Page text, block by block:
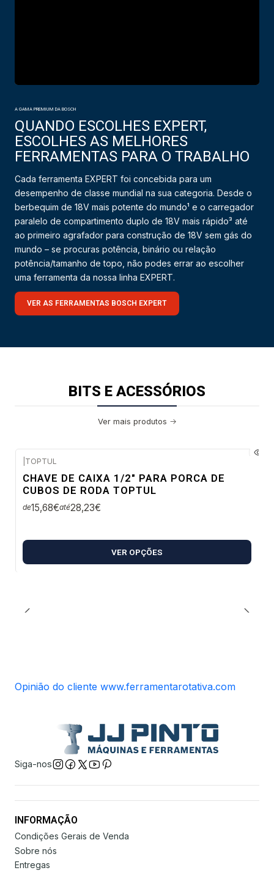
A GAMA PREMIUM DA BOSCH
QUANDO ESCOLHES EXPERT,
ESCOLHES AS MELHORES
FERRAMENTAS PARA O TRABALHO
Cada ferramenta EXPERT foi concebida para um
desempenho de classe mundial na sua categoria. Desde o
berbequim de 18V mais potente do mundo¹ e o carregador
paralelo de compartimento duplo de 18V mais rápido³ até
ao primeiro agrafador para construção de 18V sem gás do
mundo – se procuras potência, binário ou relação
potência/tamanho de topo, não podes errar ao escolher
uma ferramenta da nossa linha EXPERT.
VER AS FERRAMENTAS BOSCH EXPERT
BITS E ACESSÓRIOS
Ver mais produtos
TOPTUL
CHAVE DE CAIXA 1/2" PARA PORCA DE
CUBOS DE RODA TOPTUL
de15,68€até28,23€
VER OPÇÕES
Opinião do cliente www.ferramentarotativa.com
Siga-nos
INFORMAÇÃO
Condições Gerais de Venda
Sobre nós
Entregas